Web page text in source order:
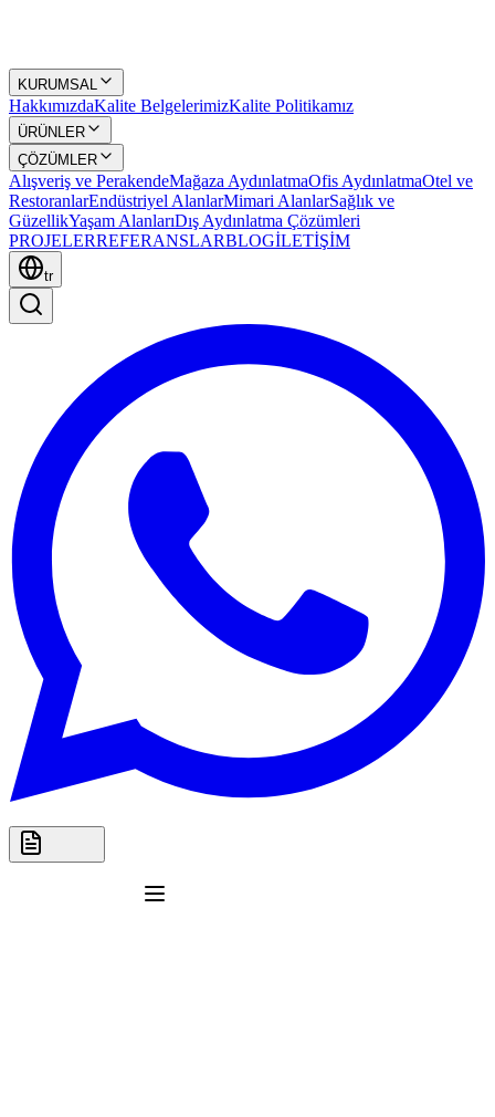
KURUMSAL
HakkımızdaKalite BelgelerimizKalite Politikamız
ÜRÜNLER
ÇÖZÜMLER
Alışveriş ve PerakendeMağaza AydınlatmaOfis AydınlatmaOtel ve
RestoranlarEndüstriyel AlanlarMimari AlanlarSağlık ve
GüzellikYaşam AlanlarıDış Aydınlatma Çözümleri
PROJELERREFERANSLARBLOGİLETİŞİM
tr